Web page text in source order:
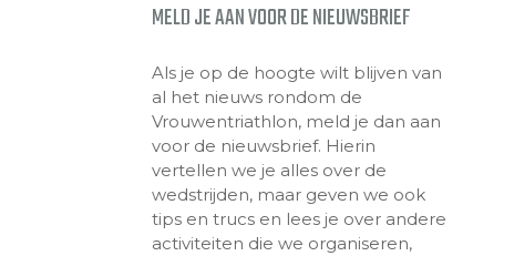
MELD JE AAN VOOR DE NIEUWSBRIEF
Als je op de hoogte wilt blijven van
al het nieuws rondom de
Vrouwentriathlon, meld je dan aan
voor de nieuwsbrief. Hierin
vertellen we je alles over de
wedstrijden, maar geven we ook
tips en trucs en lees je over andere
activiteiten die we organiseren,